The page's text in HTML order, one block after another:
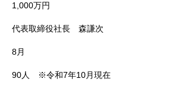
1,000万円
代表取締役社長 森謙次
8月
90人 ※令和7年10月現在